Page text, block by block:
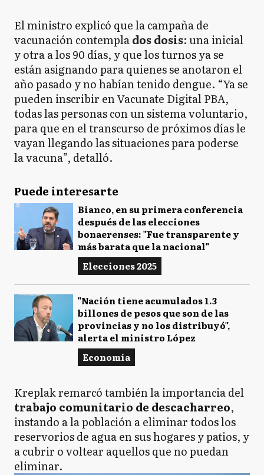
El ministro explicó que la campaña de
vacunación contemplados dosis: una inicial
y otra a los 90 días, y que los turnos ya se
están asignando para quienes se anotaron el
año pasado y no habían tenido dengue. “Ya se
pueden inscribir en Vacunate Digital PBA,
todas las personas con un sistema voluntario,
para que en el transcurso de próximos días le
vayan llegando las situaciones para poderse
la vacuna”, detalló.
Puede interesarte
Bianco, en su primera conferencia
después de las elecciones
bonaerenses: "Fue transparente y
más barata que la nacional"
Elecciones 2025
"Nación tiene acumulados 1.3
billones de pesos que son de las
provincias y no los distribuyó",
alerta el ministro López
Economía
Kreplak remarcó también la importancia del
trabajo comunitario de descacharreo,
instando a la población a eliminar todos los
reservorios de agua en sus hogares y patios, y
a cubrir o voltear aquellos que no puedan
eliminar.